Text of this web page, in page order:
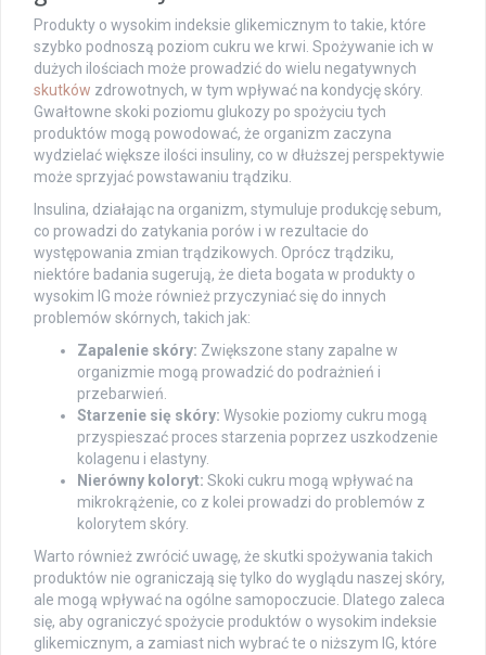
Produkty o wysokim indeksie glikemicznym to takie, które
szybko podnoszą poziom cukru we krwi. Spożywanie ich w
dużych ilościach może prowadzić do wielu negatywnych
skutków zdrowotnych, w tym wpływać na kondycję skóry.
Gwałtowne skoki poziomu glukozy po spożyciu tych
produktów mogą powodować, że organizm zaczyna
wydzielać większe ilości insuliny, co w dłuższej perspektywie
może sprzyjać powstawaniu trądziku.
Insulina, działając na organizm, stymuluje produkcję sebum,
co prowadzi do zatykania porów i w rezultacie do
występowania zmian trądzikowych. Oprócz trądziku,
niektóre badania sugerują, że dieta bogata w produkty o
wysokim IG może również przyczyniać się do innych
problemów skórnych, takich jak:
Zapalenie skóry: Zwiększone stany zapalne w
organizmie mogą prowadzić do podrażnień i
przebarwień.
Starzenie się skóry: Wysokie poziomy cukru mogą
przyspieszać proces starzenia poprzez uszkodzenie
kolagenu i elastyny.
Nierówny koloryt: Skoki cukru mogą wpływać na
mikrokrążenie, co z kolei prowadzi do problemów z
kolorytem skóry.
Warto również zwrócić uwagę, że skutki spożywania takich
produktów nie ograniczają się tylko do wyglądu naszej skóry,
ale mogą wpływać na ogólne samopoczucie. Dlatego zaleca
się, aby ograniczyć spożycie produktów o wysokim indeksie
glikemicznym, a zamiast nich wybrać te o niższym IG, które